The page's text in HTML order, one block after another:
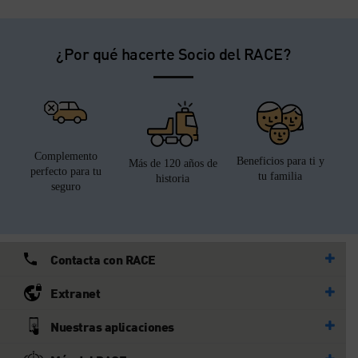
¿Por qué hacerte Socio del RACE?
Complemento
perfecto para tu
seguro
Más de 120 años de
historia
Beneficios para ti y
tu familia
Contacta con RACE
Extranet
Nuestras aplicaciones